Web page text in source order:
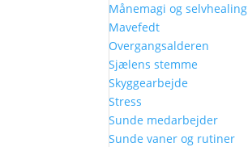
Månemagi og selvhealing
Mavefedt
Overgangsalderen
Sjælens stemme
Skyggearbejde
Stress
Sunde medarbejder
Sunde vaner og rutiner